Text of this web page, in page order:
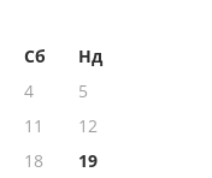
Сб
Нд
4
5
11
12
18
19